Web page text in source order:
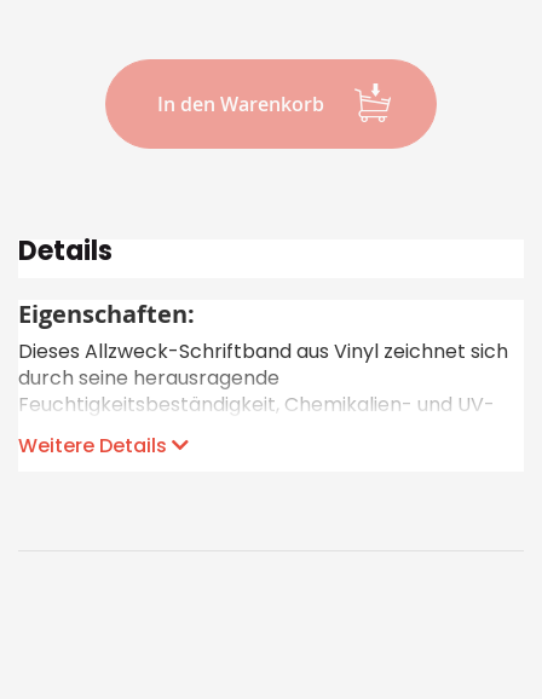
In den Warenkorb
Details
Eigenschaften:
Dieses Allzweck-Schriftband aus Vinyl zeichnet sich
durch seine herausragende
Feuchtigkeitsbeständigkeit, Chemikalien- und UV-
Beständigkeit aus. Dadurch eignet es sich perfekt für
den Einsatz sowohl im Innen- als auch im
Weitere Details